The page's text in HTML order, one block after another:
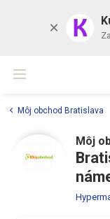
K
Môj obchod Bratislava
Môj